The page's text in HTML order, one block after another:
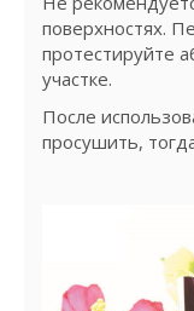
поверхностях.
протестируйте
участке.
После
просушить,